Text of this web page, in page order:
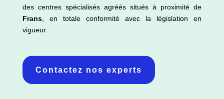
des centres spécialisés agréés situés à proximité de
Frans, en totale conformité avec la législation en
vigueur.
Contactez nos experts